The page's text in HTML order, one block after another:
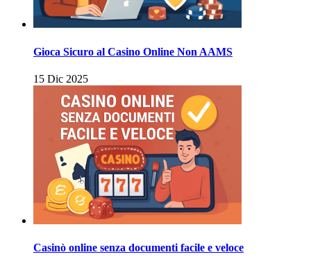
Gioca Sicuro al Casino Online Non AAMS
15 Dic 2025
Casinò online senza documenti facile e veloce